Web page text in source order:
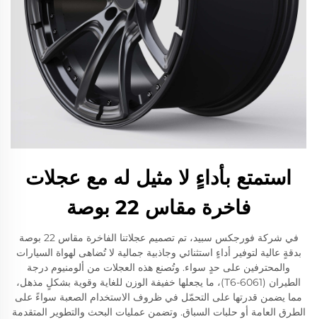
استمتع بأداءٍ لا مثيل له مع عجلات
فاخرة مقاس 22 بوصة
في شركة فورجكس سبيد، تم تصميم عجلاتنا الفاخرة مقاس 22 بوصة
بدقةٍ عالية لتوفير أداءٍ استثنائي وجاذبية جمالية لا تُضاهى لهواة السيارات
والمحترفين على حدٍ سواء. وتُصنع هذه العجلات من ألومنيوم درجة
الطيران (6061-T6)، ما يجعلها خفيفة الوزن للغاية وقوية بشكلٍ مذهل،
مما يضمن قدرتها على التحمّل في ظروف الاستخدام الصعبة سواءً على
الطرق العامة أو حلبات السباق. وتضمن عمليات البحث والتطوير المتقدمة